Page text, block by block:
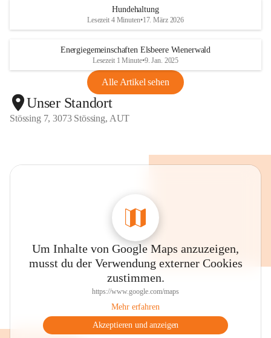
Hundehaltung
Lesezeit 4 Minuten•17. März 2026
Energiegemeinschaften Elsbeere Wienerwald
Lesezeit 1 Minute•9. Jan. 2025
Alle Artikel sehen
Unser Standort
Stössing 7, 3073 Stössing, AUT
Um Inhalte von Google Maps anzuzeigen,
musst du der Verwendung externer Cookies
zustimmen.
https://www.google.com/maps
Mehr erfahren
Akzeptieren und anzeigen